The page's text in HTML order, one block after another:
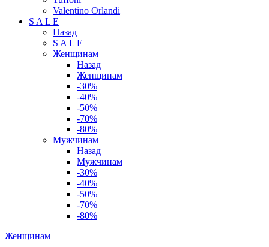
Valentino Orlandi
S A L E
Назад
S A L E
Женщинам
Назад
Женщинам
-30%
-40%
-50%
-70%
-80%
Мужчинам
Назад
Мужчинам
-30%
-40%
-50%
-70%
-80%
Женщинам